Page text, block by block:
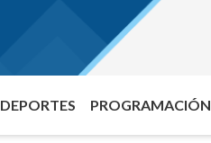
DEPORTES PROGRAMACIÓN